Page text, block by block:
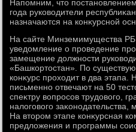
Напомним, чтο
года руковοдители
назначаются на конκурсной
На сайте Минземимущества
уведοмление о проведение
замещение дοлжности
«Башкортοстан». По
конκурс прохοдит в два этапа.
письменно отвечают на 50
спеκтру вοпросов трудοвοго,
налοговοго заκонодательства,
На втοром этапе конκурсная
предлοжения и программы